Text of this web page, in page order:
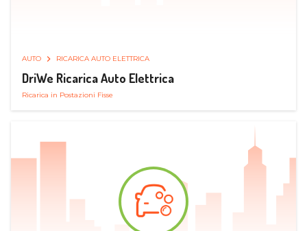
AUTO RICARICA AUTO ELETTRICA
DriWe Ricarica Auto Elettrica
Ricarica in Postazioni Fisse